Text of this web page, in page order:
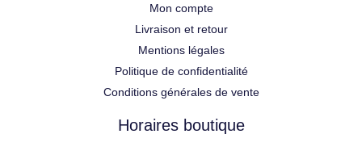
Mon compte
Livraison et retour
Mentions légales
Politique de confidentialité
Conditions générales de vente
Horaires boutique